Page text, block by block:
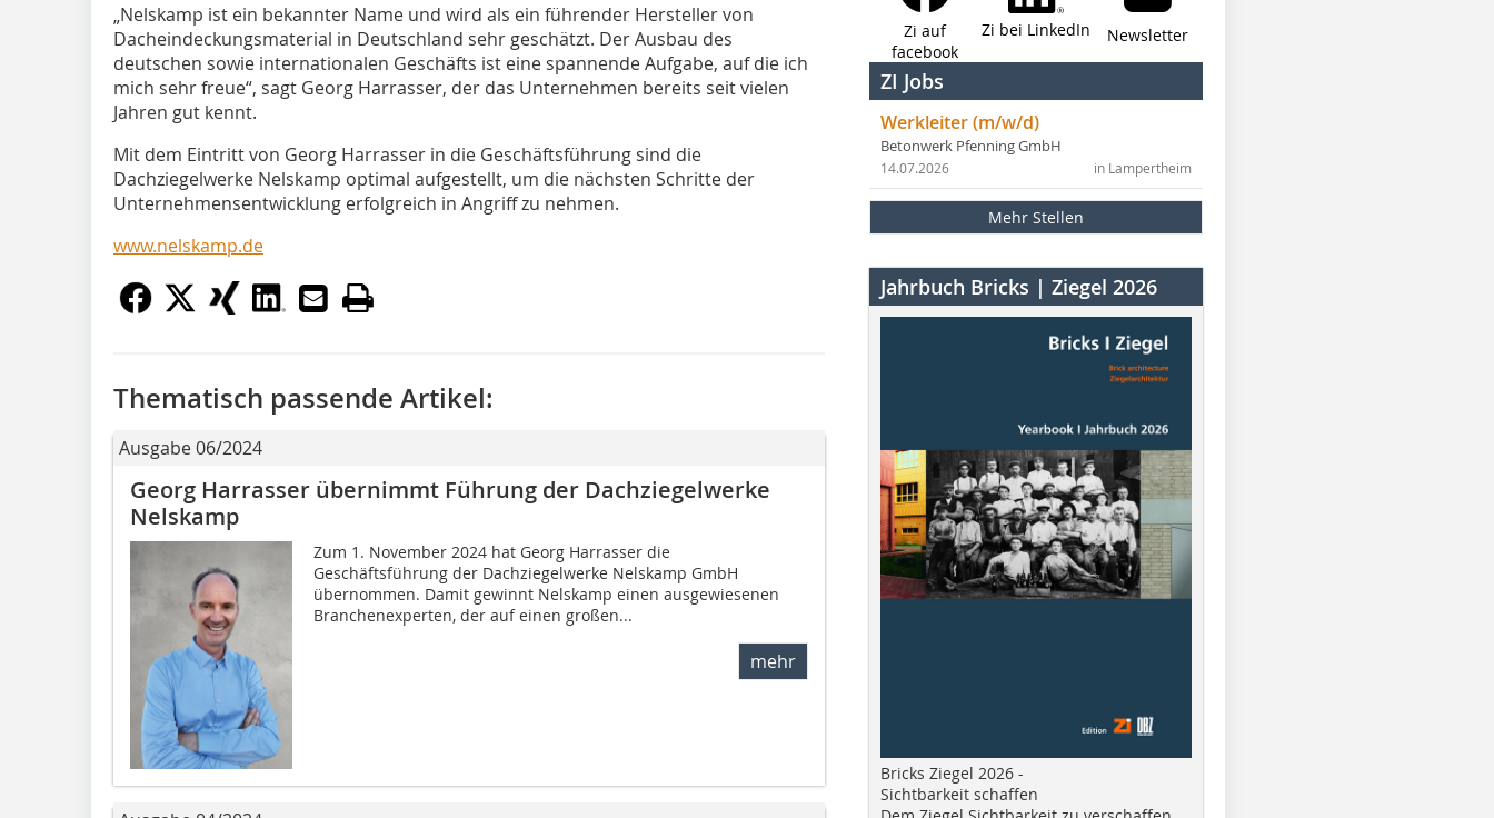
„Nelskamp ist ein bekannter Name und wird als ein führender Hersteller von
Dacheindeckungsmaterial in Deutschland sehr geschätzt. Der Ausbau des
deutschen sowie internationalen Geschäfts ist eine spannende Aufgabe, auf die ich
mich sehr freue“, sagt Georg Harrasser, der das Unternehmen bereits seit vielen
Jahren gut kennt.
Mit dem Eintritt von Georg Harrasser in die Geschäftsführung sind die
Dachziegelwerke Nelskamp optimal aufgestellt, um die nächsten Schritte der
Unternehmensentwicklung erfolgreich in Angriff zu nehmen.
www.nelskamp.de
Thematisch passende Artikel:
Ausgabe 06/2024
Georg Harrasser übernimmt Führung der Dachziegelwerke
Nelskamp
Zum 1. November 2024 hat Georg Harrasser die
Geschäftsführung der Dachziegelwerke Nelskamp GmbH
übernommen. Damit gewinnt Nelskamp einen ausgewiesenen
Branchenexperten, der auf einen großen...
mehr
Zi auf
facebook
Zi bei LinkedIn Newsletter
ZI Jobs
Werkleiter (m/w/d)
Betonwerk Pfenning GmbH
in Lampertheim
14.07.2026
Mehr Stellen
Jahrbuch Bricks | Ziegel 2026
Bricks Ziegel 2026 -
Sichtbarkeit schaffen